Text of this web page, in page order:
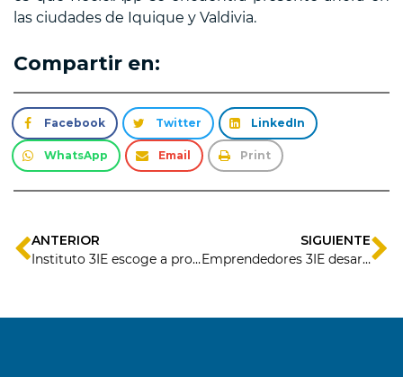
las ciudades de Iquique y Valdivia.
Compartir en:
Facebook Twitter LinkedIn
WhatsApp Email Print
ANTERIOR
Instituto 3IE escoge a proyectos ganadores de la convocatoria Pitch Challenge de los Centros de Negocios de Sercotec.
SIGUIENTE
Emprendedores 3IE desarrollan innovador videojuego sobre aliens fiesteros